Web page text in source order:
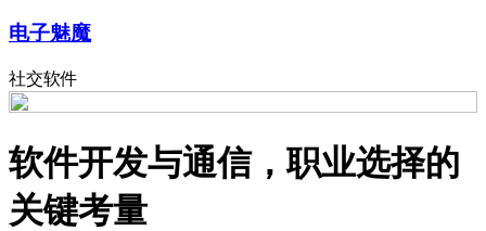
电子魅魔
社交软件
软件开发与通信，职业选择的
关键考量